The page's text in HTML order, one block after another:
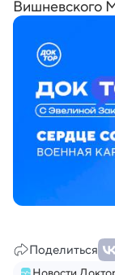
Поделиться